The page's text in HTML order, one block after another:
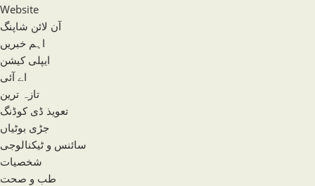
Website
آن لائن شاپنگ
اہم خبریں
ایپلی کیشن
اے آئی
تازہ ترین
تعویذ ڈی کوڈنگ
جڑی بوٹیاں
سائنس و ٹیکنالوجی
شخصیات
طب و صحت